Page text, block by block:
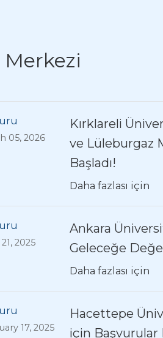
05, 2026
Kırklareli
ve Lüleburgaz
Başladı!
Daha fazlası için
2025
Ankara
Geleceğe
Daha fazlası için
17, 2025
Hacettepe
için Başvurular